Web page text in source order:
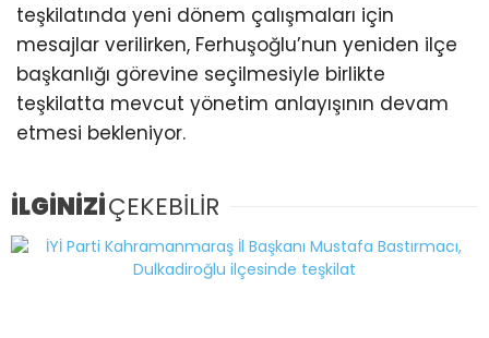
teşkilatında yeni dönem çalışmaları için
mesajlar verilirken, Ferhuşoğlu’nun yeniden ilçe
başkanlığı görevine seçilmesiyle birlikte
teşkilatta mevcut yönetim anlayışının devam
etmesi bekleniyor.
İLGİNİZİÇEKEBİLİR